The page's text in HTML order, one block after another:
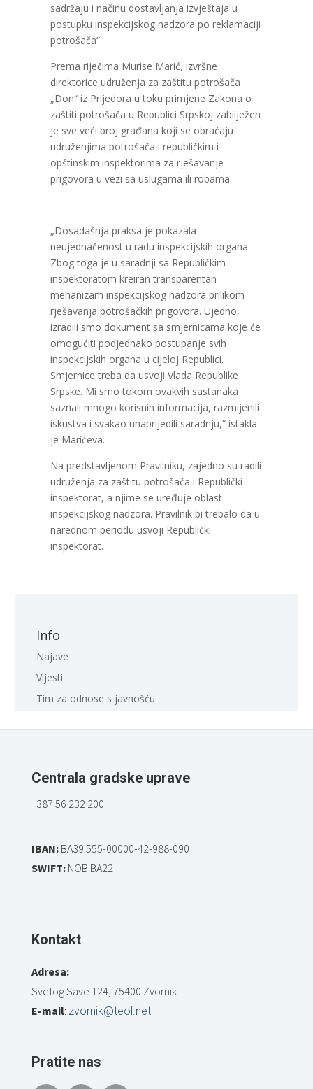
sadržaju i načinu dostavljanja izvještaja u
postupku inspekcijskog nadzora po reklamaciji
potrošača“.
Prema riječima Murise Marić, izvršne
direktorice udruženja za zaštitu potrošača
„Don“ iz Prijedora u toku primjene Zakona o
zaštiti potrošača u Republici Srpskoj zabilježen
je sve veći broj građana koji se obraćaju
udruženjima potrošača i republičkim i
opštinskim inspektorima za rješavanje
prigovora u vezi sa uslugama ili robama.
„Dosadašnja praksa je pokazala
neujednačenost u radu inspekcijskih organa.
Zbog toga je u saradnji sa Republičkim
inspektoratom kreiran transparentan
mehanizam inspekcijskog nadzora prilikom
rješavanja potrošačkih prigovora. Ujedno,
izradili smo dokument sa smjernicama koje će
omogućiti podjednako postupanje svih
inspekcijskih organa u cijeloj Republici.
Smjernice treba da usvoji Vlada Republike
Srpske. Mi smo tokom ovakvih sastanaka
saznali mnogo korisnih informacija, razmijenili
iskustva i svakao unaprijedili saradnju,“ istakla
je Marićeva.
Na predstavljenom Pravilniku, zajedno su radili
udruženja za zaštitu potrošača i Republički
inspektorat, a njime se uređuje oblast
inspekcijskog nadzora. Pravilnik bi trebalo da u
narednom periodu usvoji Republički
inspektorat.
Info
Najave
Vijesti
Tim za odnose s javnošću
Centrala gradske uprave
+387 56 232 200
IBAN:BA39 555-00000-42-988-090
SWIFT:NOBIBA22
Kontakt
Adresa:
Svetog Save 124, 75400 Zvornik
E-mail: zvornik@teol.net
Pratite nas